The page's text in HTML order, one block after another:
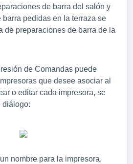
de barra del salón y
barra pedidas en la terraza se
de preparaciones de barra de la
de Comandas puede
que desee asociar al
o editar cada impresora, se
diálogo:
nombre para la impresora,